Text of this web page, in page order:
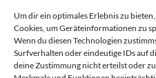
Um dir ein optimales Erlebnis zu
Cookies, um Geräteinformationen zu
Wenn du diesen Technologien
Surfverhalten oder eindeutige IDs auf
deine Zustimmung nicht erteilst oder